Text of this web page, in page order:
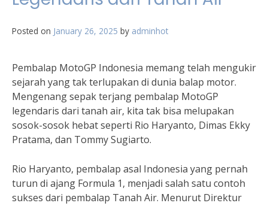
Posted on January 26, 2025 by adminhot
Pembalap MotoGP Indonesia memang telah mengukir
sejarah yang tak terlupakan di dunia balap motor.
Mengenang sepak terjang pembalap MotoGP
legendaris dari tanah air, kita tak bisa melupakan
sosok-sosok hebat seperti Rio Haryanto, Dimas Ekky
Pratama, dan Tommy Sugiarto.
Rio Haryanto, pembalap asal Indonesia yang pernah
turun di ajang Formula 1, menjadi salah satu contoh
sukses dari pembalap Tanah Air. Menurut Direktur